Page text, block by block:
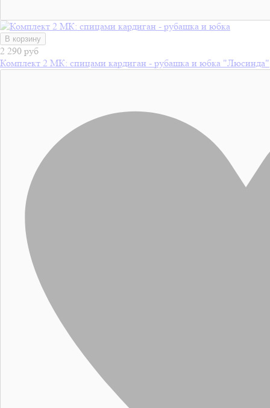
В корзину
2 290 руб
Комплект 2 МК: спицами кардиган - рубашка и юбка "Люсинда"